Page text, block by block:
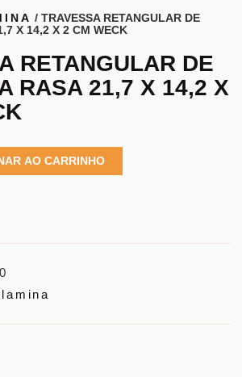
/ TRAVESSA RETANGULAR DE
X 14,2 X 2 CM WECK
RETANGULAR DE
RASA 21,7 X 14,2 X
AO CARRINHO